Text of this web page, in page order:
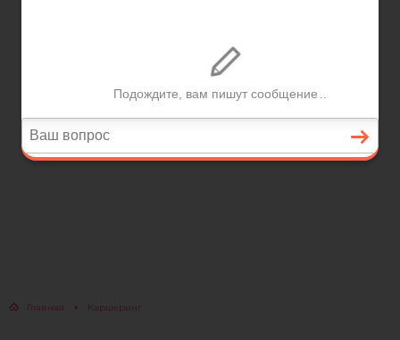
Главная Каршеринг